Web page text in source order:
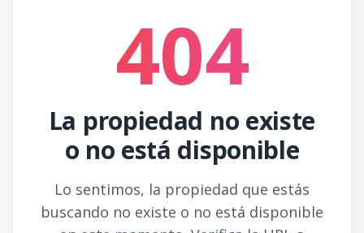
404
La propiedad no existe
o no está disponible
Lo sentimos, la propiedad que estás
buscando no existe o no está disponible